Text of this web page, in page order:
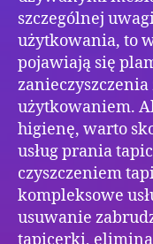
szczególnej
użytkowania, to
pojawiają się
użytkowaniem.
higienę, warto
usług prania
czyszczeniem
kompleksowe
usuwanie
tapicerki,